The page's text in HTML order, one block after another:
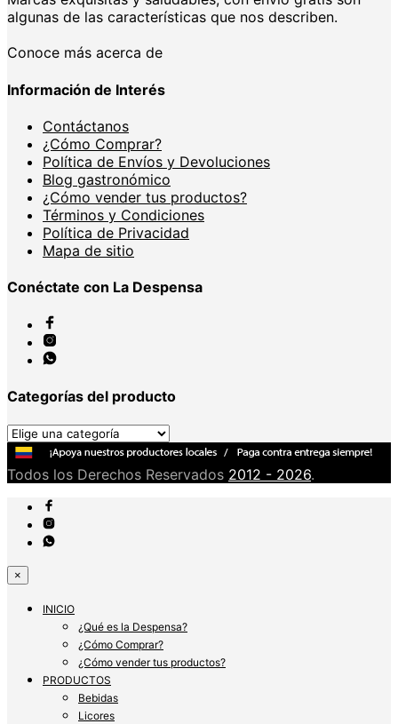
algunas de las características que nos describen.
Conoce más acerca de
Información de Interés
Contáctanos
¿Cómo Comprar?
Política de Envíos y Devoluciones
Blog gastronómico
¿Cómo vender tus productos?
Términos y Condiciones
Política de Privacidad
Mapa de sitio
Conéctate con La Despensa
Categorías del producto
Todos los Derechos Reservados 2012 - 2026.
×
INICIO
¿Qué es la Despensa?
¿Cómo Comprar?
¿Cómo vender tus productos?
PRODUCTOS
Bebidas
Licores